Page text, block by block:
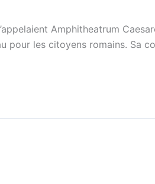
Amphitheatrum
pour les citoyens romains. Sa